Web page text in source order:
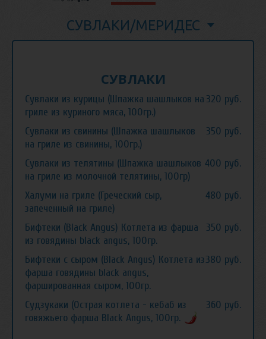
СУВЛАКИ/МЕРИДЕС
СУВЛАКИ
Сувлаки из курицы (Шпажка шашлыков на
гриле из куриного мяса, 100гр.)
320 руб.
Сувлаки из свинины (Шпажка шашлыков
на гриле из свинины, 100гр.)
350 руб.
Сувлаки из телятины (Шпажка шашлыков
на гриле из молочной телятины, 100гр)
400 руб.
Халуми на гриле (Греческий сыр,
запеченный на гриле)
480 руб.
Бифтеки (Black Angus) Котлета из фарша
из говядины black angus, 100гр.
350 руб.
Бифтеки с сыром (Black Angus) Котлета из
фарша говядины black angus,
фаршированная сыром, 100гр.
380 руб.
Судзукаки (Острая котлета - кебаб из
говяжьего фарша Black Angus, 100гр.
360 руб.